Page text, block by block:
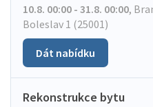
10.8. 00:00 - 31.8. 00:00,
Boleslav 1 (25001)
Dát nabídku
Rekonstrukce bytu